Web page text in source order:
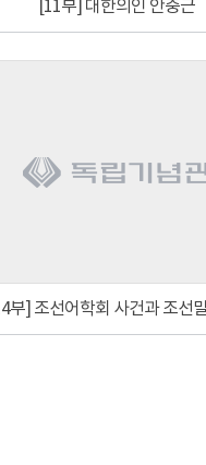
[11부] 대한의인 안중근